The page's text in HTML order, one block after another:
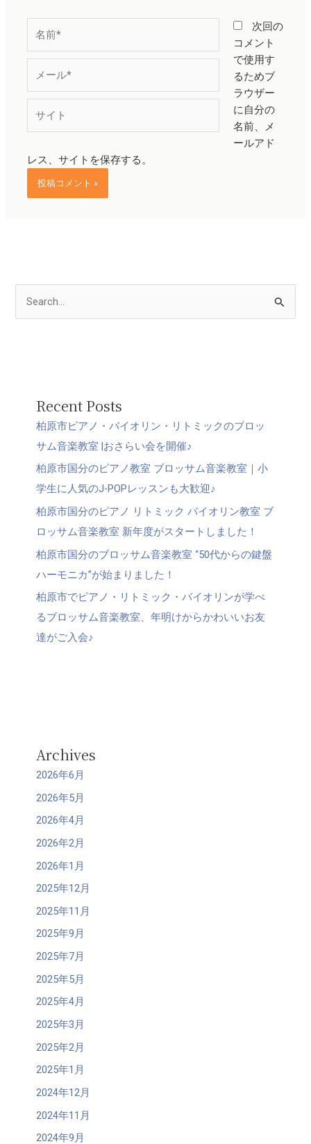
*
ー
ル
次回の
コメント
で使用す
るためブ
ラウザー
に自分の
名前、メ
ールアド
レス、サイトを保存する。
索
Recent Posts
柏原市ピアノ・バイオリン・リトミックのブロッ
サム音楽教室 |おさらい会を開催♪
柏原市国分のピアノ教室 ブロッサム音楽教室｜小
学生に人気のJ-POPレッスンも大歓迎♪
柏原市国分のピアノ リトミック バイオリン教室 ブ
ロッサム音楽教室 新年度がスタートしました！
柏原市国分のブロッサム音楽教室 “50代からの鍵盤
ハーモニカ”が始まりました！
柏原市でピアノ・リトミック・バイオリンが学べ
るブロッサム音楽教室、年明けからかわいいお友
達がご入会♪
Archives
2026年6月
2026年5月
2026年4月
2026年2月
2026年1月
2025年12月
2025年11月
2025年9月
2025年7月
2025年5月
2025年4月
2025年3月
2025年2月
2025年1月
2024年12月
2024年11月
2024年9月